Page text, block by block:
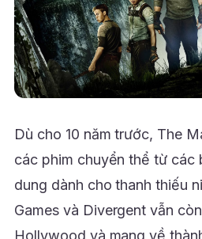
Dù cho 10 năm trước, The
các phim chuyển thể từ các
dung dành cho thanh thiếu
Games và Divergent vẫn
Hollywood và mang về